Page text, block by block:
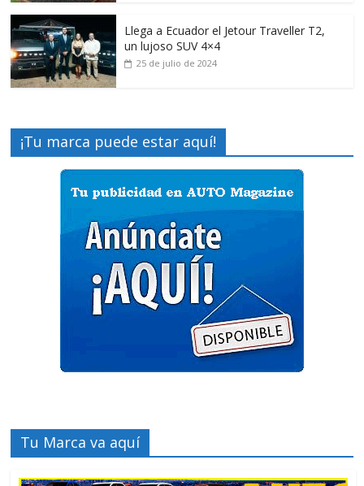
Llega a Ecuador el Jetour Traveller T2,
un lujoso SUV 4×4
25 de julio de 2024
¡Tu marca puede estar aquí!
Tu Marca va aquí